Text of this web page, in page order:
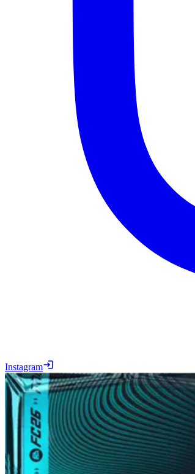
Instagram